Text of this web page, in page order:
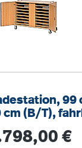
99 cm hoch,
cm (B/T),
Preis:€